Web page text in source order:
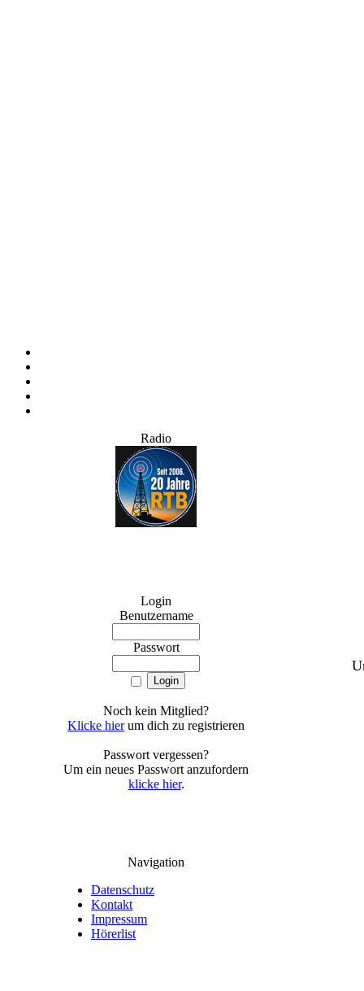
Radio
Login
Benutzername
Passwort
Noch kein Mitglied?
Klicke hierum dich zu registrieren
Passwort vergessen?
Um ein neues Passwort anzufordern
klicke hier.
Navigation
Datenschutz
Kontakt
Impressum
Hörerlist